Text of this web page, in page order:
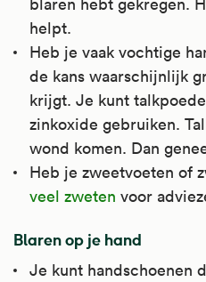
Apotheek.nl
helpt.
Heb je vaak vochtige
de kans waarschijnlijk
krijgt. Je kunt
zinkoxide gebruiken.
wond komen. Dan
Heb je zweetvoeten of
veel zweten voor
Blaren op je hand
Je kunt handschoenen